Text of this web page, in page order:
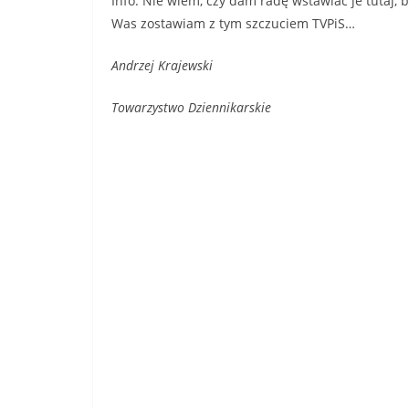
Was zostawiam z tym szczuciem TVPiS…
Andrzej Krajewski
Towarzystwo Dziennikarskie